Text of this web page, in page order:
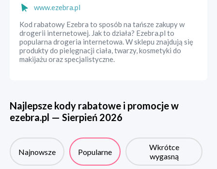
www.ezebra.pl
Kod rabatowy Ezebra to sposób na tańsze zakupy w
drogerii internetowej. Jak to działa? Ezebra.pl to
popularna drogeria internetowa. W sklepu znajdują się
produkty do pielęgnacji ciała, twarzy, kosmetyki do
makijażu oraz specjalistyczne.
Najlepsze kody rabatowe i promocje w
ezebra.pl — Sierpień 2026
Najnowsze Popularne
Wkrótce
wygasną